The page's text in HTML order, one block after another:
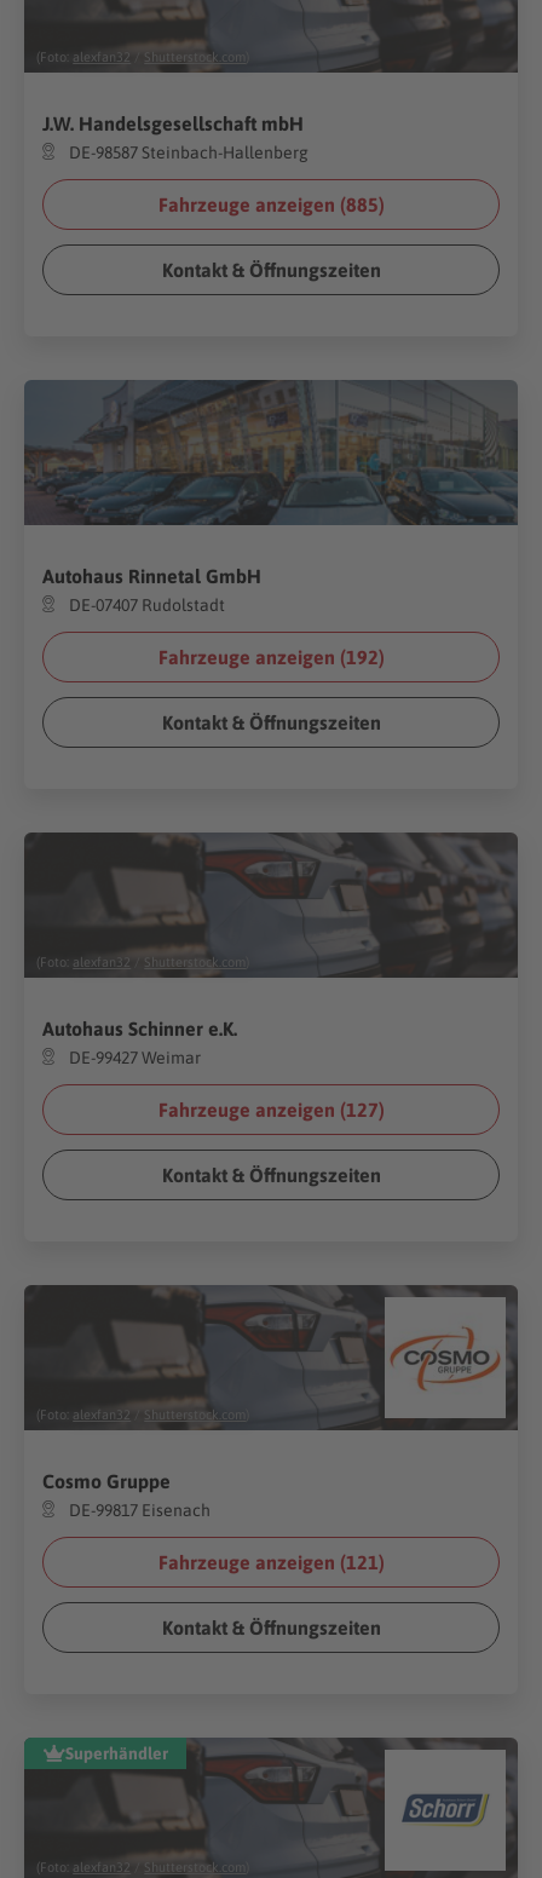
(Foto: alexfan32 Shutterstock.com
J.W. Handelsgesellschaft mbH
DE-98587 Steinbach-Hallenberg
Fahrzeuge anzeigen (885)
Kontakt & Öffnungszeiten
Autohaus Rinnetal GmbH
DE-07407 Rudolstadt
Fahrzeuge anzeigen (192)
Kontakt & Öffnungszeiten
(Foto: alexfan32 Shutterstock.com
Autohaus Schinner e.K.
DE-99427 Weimar
Fahrzeuge anzeigen (127)
Kontakt & Öffnungszeiten
(Foto: alexfan32 Shutterstock.com
Cosmo Gruppe
DE-99817 Eisenach
Fahrzeuge anzeigen (121)
Kontakt & Öffnungszeiten
Superhändler
(Foto: alexfan32 Shutterstock.com